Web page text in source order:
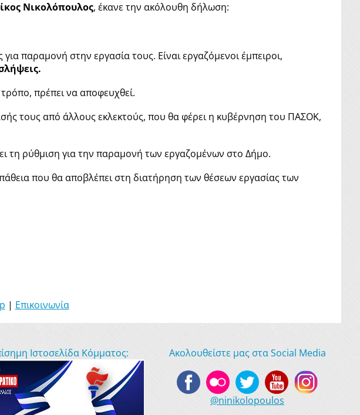
Νικολόπουλος, έκανε την ακόλουθη δήλωση:
παραμονή στην εργασία τους. Είναι εργαζόμενοι έμπειροι,
πρέπει να αποφευχθεί.
τους από άλλους εκλεκτούς, που θα φέρει η κυβέρνηση του ΠΑΣΟΚ,
τη ρύθμιση για την παραμονή των εργαζομένων στο Δήμο.
που θα αποβλέπει στη διατήρηση των θέσεων εργασίας των
| Επικοινωνία
Ιστοσελίδα Κόμματος: Ακολουθείστε μας στα Social Media
@ninikolopoulos